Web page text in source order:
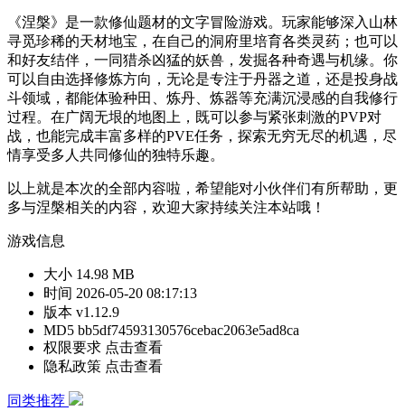
《涅槃》是一款修仙题材的文字冒险游戏。玩家能够深入山林
寻觅珍稀的天材地宝，在自己的洞府里培育各类灵药；也可以
和好友结伴，一同猎杀凶猛的妖兽，发掘各种奇遇与机缘。你
可以自由选择修炼方向，无论是专注于丹器之道，还是投身战
斗领域，都能体验种田、炼丹、炼器等充满沉浸感的自我修行
过程。在广阔无垠的地图上，既可以参与紧张刺激的PVP对
战，也能完成丰富多样的PVE任务，探索无穷无尽的机遇，尽
情享受多人共同修仙的独特乐趣。
以上就是本次的全部内容啦，希望能对小伙伴们有所帮助，更
多与涅槃相关的内容，欢迎大家持续关注本站哦！
游戏信息
大小 14.98 MB
时间 2026-05-20 08:17:13
版本 v1.12.9
MD5 bb5df74593130576cebac2063e5ad8ca
权限要求 点击查看
隐私政策 点击查看
同类推荐